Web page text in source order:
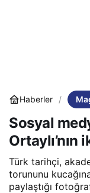
Haberler
Sosyal
Türk tarihçi,
torununu
paylaştığı